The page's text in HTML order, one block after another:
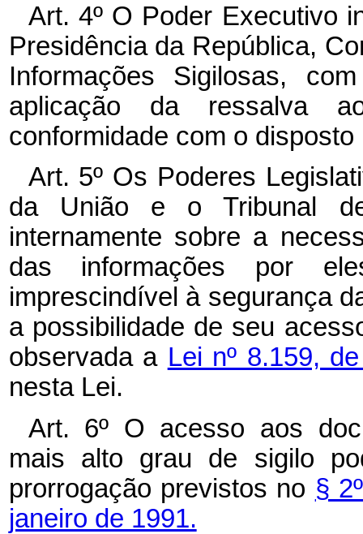
Art. 4º O Poder Executivo
Presidência da República,
Informações Sigilosas,
aplicação da ressalva
conformidade com o
Art. 5º Os Poderes
da União e o Tribunal
internamente sobre a
das informações por
imprescindível à segurança
a possibilidade de seu
observada a Lei nº 8.159,
nesta Lei.
Art. 6º O acesso aos
mais alto grau de sigilo
prorrogação previstos no §
janeiro de 1991.